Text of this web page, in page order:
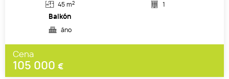
45 m2 1
Balkón
áno
Cena
105 000 €